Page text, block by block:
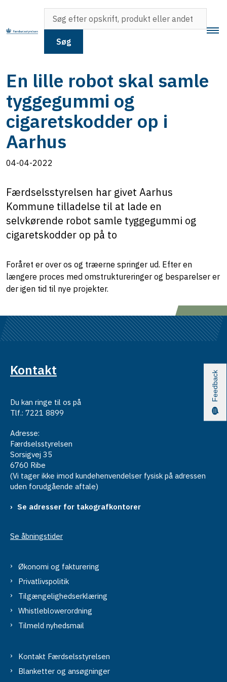
Søg
En lille robot skal samle
tyggegummi og
cigaretskodder op i
Aarhus
04-04-2022
Færdselsstyrelsen har givet Aarhus
Kommune tilladelse til at lade en
selvkørende robot samle tyggegummi og
cigaretskodder op på to
Foråret er over os og træerne springer ud. Efter en
længere proces med omstruktureringer og besparelser er
der igen tid til nye projekter.
Kontakt
Du kan ringe til os på
Tlf.: 7221 8899
Adresse:
Færdselsstyrelsen
Sorsigvej 35
6760 Ribe
(Vi tager ikke imod kundehenvendelser fysisk på adressen
uden forudgående aftale)
Se adresser for takografkontorer
Se åbningstider
Økonomi og fakturering
Privatlivspolitik
Tilgængelighedserklæring
Whistleblowerordning
Tilmeld nyhedsmail
Kontakt Færdselsstyrelsen
Blanketter og ansøgninger
Feedback